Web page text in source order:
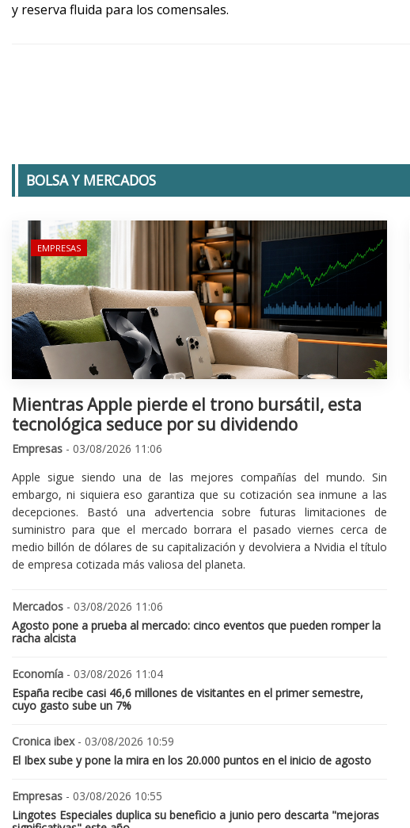
y reserva fluida para los comensales.
BOLSA Y MERCADOS
EMPRESAS
Mientras Apple pierde el trono bursátil, esta
tecnológica seduce por su dividendo
Empresas - 03/08/2026 11:06
Apple sigue siendo una de las mejores compañías del mundo. Sin
embargo, ni siquiera eso garantiza que su cotización sea inmune a las
decepciones. Bastó una advertencia sobre futuras limitaciones de
suministro para que el mercado borrara el pasado viernes cerca de
medio billón de dólares de su capitalización y devolviera a Nvidia el título
de empresa cotizada más valiosa del planeta.
Mercados - 03/08/2026 11:06
Agosto pone a prueba al mercado: cinco eventos que pueden romper la
racha alcista
Economía - 03/08/2026 11:04
España recibe casi 46,6 millones de visitantes en el primer semestre,
cuyo gasto sube un 7%
Cronica ibex- 03/08/2026 10:59
El Ibex sube y pone la mira en los 20.000 puntos en el inicio de agosto
Empresas - 03/08/2026 10:55
Lingotes Especiales duplica su beneficio a junio pero descarta "mejoras